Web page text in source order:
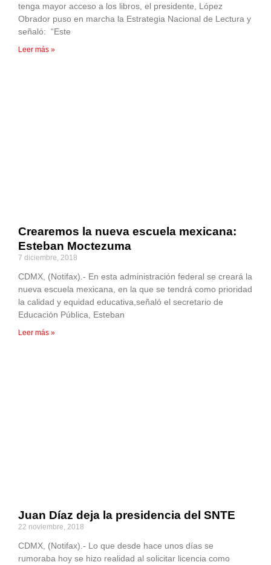
tenga mayor acceso a los libros, el presidente, López
Obrador puso en marcha la Estrategia Nacional de Lectura y
señaló: “Este
Leer más »
Crearemos la nueva escuela mexicana:
Esteban Moctezuma
7 diciembre, 2018
CDMX, (Notifax).- En esta administración federal se creará la
nueva escuela mexicana, en la que se tendrá como prioridad
la calidad y equidad educativa,señaló el secretario de
Educación Pública, Esteban
Leer más »
Juan Díaz deja la presidencia del SNTE
22 noviembre, 2018
CDMX, (Notifax).- Lo que desde hace unos días se
rumoraba hoy se hizo realidad al solicitar licencia como